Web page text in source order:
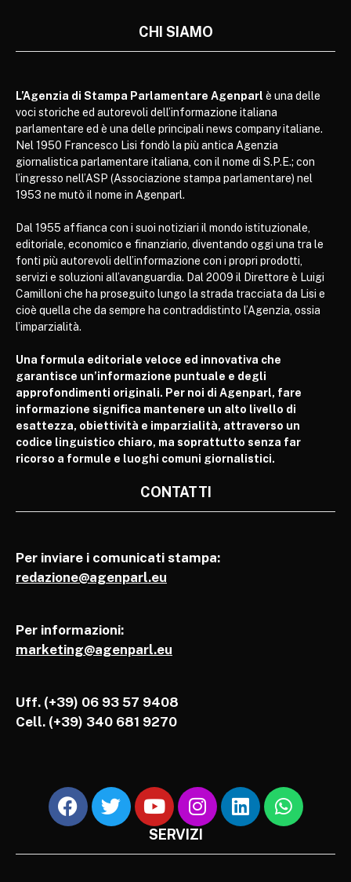
CHI SIAMO
L’Agenzia di Stampa Parlamentare Agenparl è una delle
voci storiche ed autorevoli dell’informazione italiana
parlamentare ed è una delle principali news company italiane.
Nel 1950 Francesco Lisi fondò la più antica Agenzia
giornalistica parlamentare italiana, con il nome di S.P.E.; con
l’ingresso nell’ASP (Associazione stampa parlamentare) nel
1953 ne mutò il nome in Agenparl.
Dal 1955 affianca con i suoi notiziari il mondo istituzionale,
editoriale, economico e finanziario, diventando oggi una tra le
fonti più autorevoli dell’informazione con i propri prodotti,
servizi e soluzioni all’avanguardia. Dal 2009 il Direttore è Luigi
Camilloni che ha proseguito lungo la strada tracciata da Lisi e
cioè quella che da sempre ha contraddistinto l’Agenzia, ossia
l’imparzialità.
Una formula editoriale veloce ed innovativa che
garantisce un’informazione puntuale e degli
approfondimenti originali. Per noi di Agenparl, fare
informazione significa mantenere un alto livello di
esattezza, obiettività e imparzialità, attraverso un
codice linguistico chiaro, ma soprattutto senza far
ricorso a formule e luoghi comuni giornalistici.
CONTATTI
Per inviare i comunicati stampa:
redazione@agenparl.eu
Per informazioni:
marketing@agenparl.eu
Uff. (+39) 06 93 57 9408
Cell. (+39) 340 681 9270
SERVIZI